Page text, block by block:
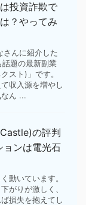
投資詐欺で
？やってみ
さんに紹介した
題の最新副業
スト)」です。
収入源を増やし
ん ...
の評判
ョンは電光石
動いています。
がりが激しく、
損失を抱えてし